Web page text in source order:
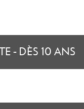
- DÈS 10 ANS